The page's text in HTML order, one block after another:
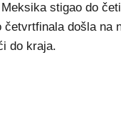
stigao do
četvrtfinala došla na
do kraja.